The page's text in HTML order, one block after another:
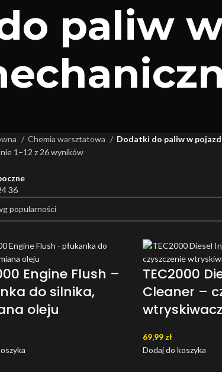
paliw
Chemia warsztatowa
Dodatki do paliw w
1–12 z 26 wyników
36
Engine Flush –
do silnika,
oleju
TEC2000
Cleaner –
69,99 zł
Dodaj do koszyka